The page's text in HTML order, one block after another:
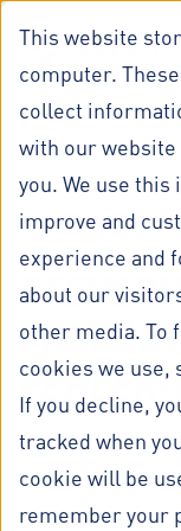
This website
computer.
collect
with our
you. We use
improve and
experience and
about our
other media. To
cookies we use,
If you decline,
tracked when
cookie will be
remember your
LÖSUNGEN
ACTION
Überwachen
Releases und